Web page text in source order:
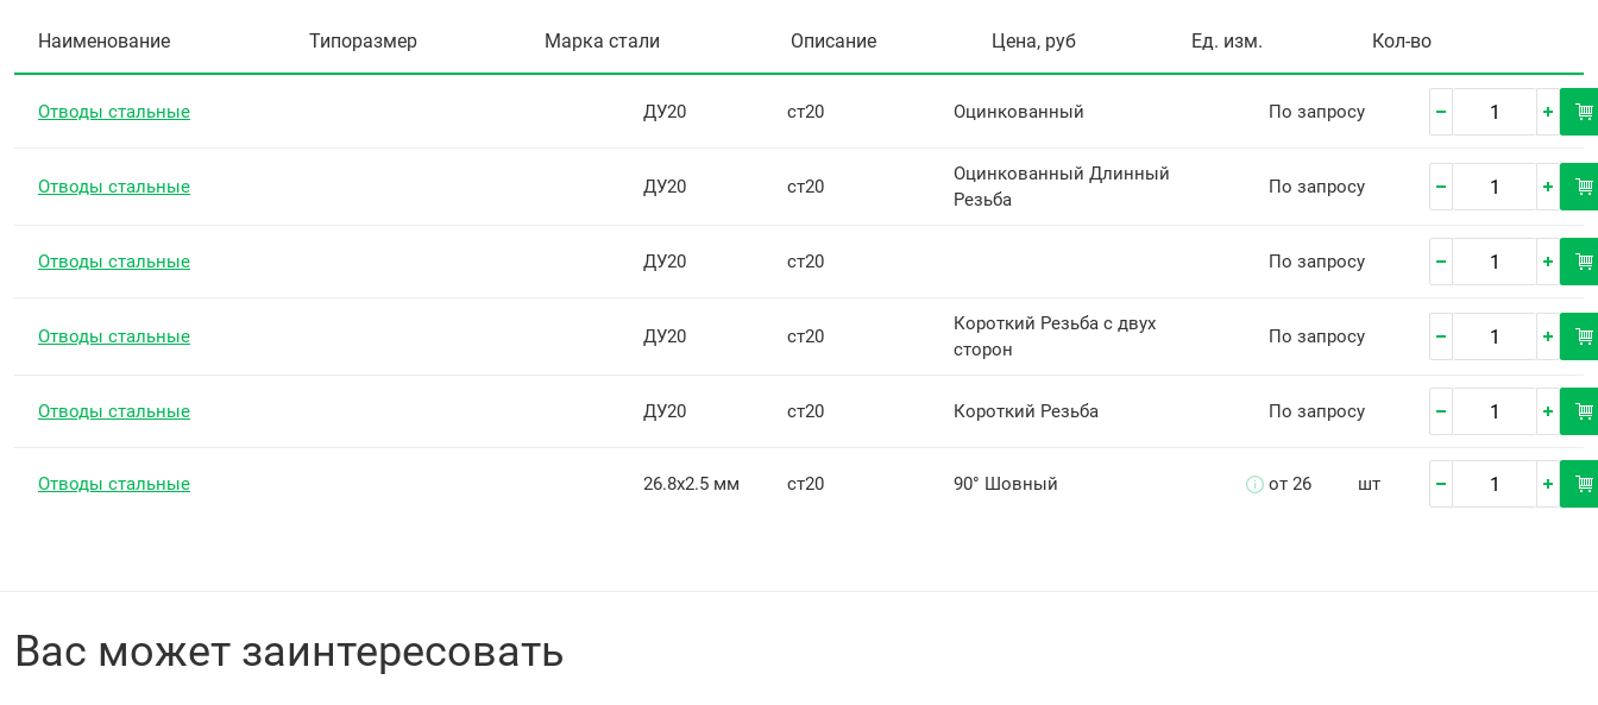
Наименование Типоразмер Марка стали Описание Цена, руб Ед. изм. Кол-во
Отводы стальные ДУ20 ст20 Оцинкованный По запросу
Отводы стальные ДУ20 ст20
Оцинкованный Длинный
Резьба
По запросу
Отводы стальные ДУ20 ст20 По запросу
Отводы стальные ДУ20 ст20
Короткий Резьба с двух
сторон
По запросу
Отводы стальные ДУ20 ст20 Короткий Резьба По запросу
Отводы стальные 26.8х2.5 мм ст20 90° Шовный от 26 шт
Вас может заинтересовать